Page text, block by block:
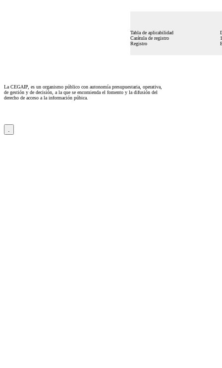
Tabla de aplicabilidad
Carátula de registro
Registro
La CEGAIP, es un organismo público con autonomía presupuestaria, operativa,
de gestión y de decisión, a la que se encomienda el fomento y la difusión del
derecho de acceso a la información púbica.